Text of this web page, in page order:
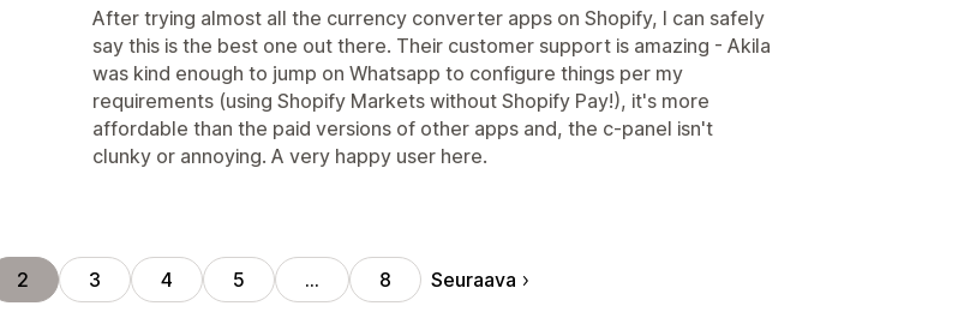
After trying almost all the currency converter apps on Shopify, I can safely
say this is the best one out there. Their customer support is amazing - Akila
was kind enough to jump on Whatsapp to configure things per my
requirements (using Shopify Markets without Shopify Pay!), it's more
affordable than the paid versions of other apps and, the c-panel isn't
clunky or annoying. A very happy user here.
2 3 4 5 … 8 Seuraava